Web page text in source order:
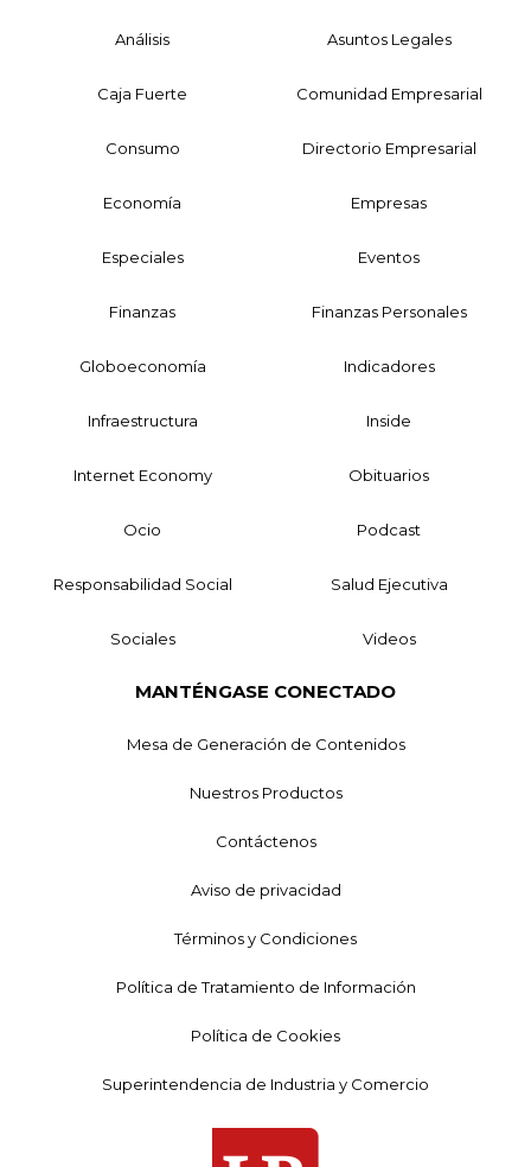
Análisis Asuntos Legales
Caja Fuerte Comunidad Empresarial
Consumo Directorio Empresarial
Economía Empresas
Especiales Eventos
Finanzas Finanzas Personales
Globoeconomía Indicadores
Infraestructura Inside
Internet Economy Obituarios
Ocio Podcast
Responsabilidad Social Salud Ejecutiva
Sociales Videos
MANTÉNGASE CONECTADO
Mesa de Generación de Contenidos
Nuestros Productos
Contáctenos
Aviso de privacidad
Términos y Condiciones
Política de Tratamiento de Información
Política de Cookies
Superintendencia de Industria y Comercio